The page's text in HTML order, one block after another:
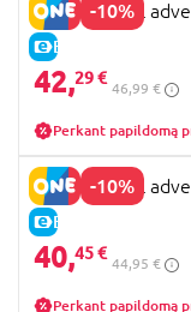
-10%
E-KAINA
PAW PATROL
42,29 €
46,99 €
Perkant papildomą
-10%
E-KAINA
PAW PATROL
40,45 €
44,95 €
Perkant papildomą